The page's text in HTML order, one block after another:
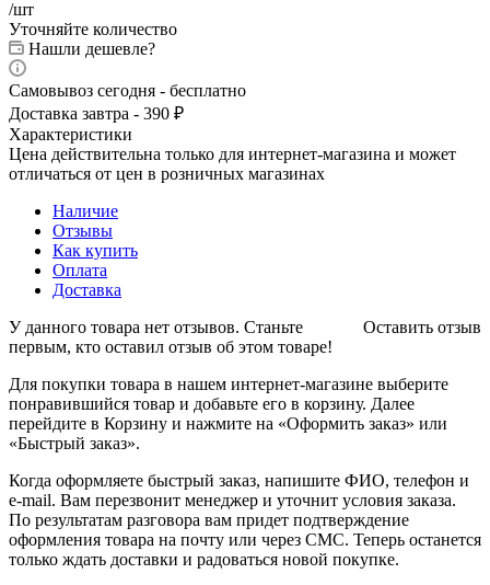
/шт
Уточняйте количество
Нашли дешевле?
Самовывоз сегодня - бесплатно
Доставка завтра - 390 ₽
Характеристики
Цена действительна только для интернет-магазина и может
отличаться от цен в розничных магазинах
Наличие
Отзывы
Как купить
Оплата
Доставка
Оставить отзыв
У данного товара нет отзывов. Станьте
первым, кто оставил отзыв об этом товаре!
Для покупки товара в нашем интернет-магазине выберите
понравившийся товар и добавьте его в корзину. Далее
перейдите в Корзину и нажмите на «Оформить заказ» или
«Быстрый заказ».
Когда оформляете быстрый заказ, напишите ФИО, телефон и
e-mail. Вам перезвонит менеджер и уточнит условия заказа.
По результатам разговора вам придет подтверждение
оформления товара на почту или через СМС. Теперь останется
только ждать доставки и радоваться новой покупке.